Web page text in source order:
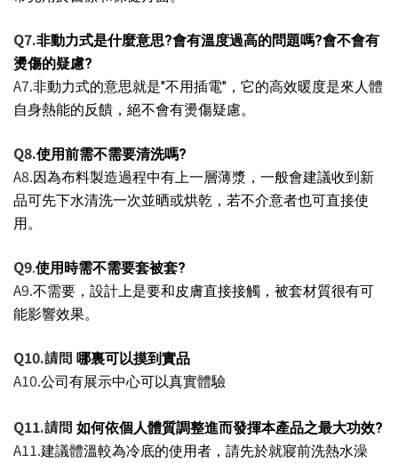
Q7.非動力式是什麼意思?會有溫度過高的問題嗎?會不會有
燙傷的疑慮?
A7.非動力式的意思就是"不用插電"，它的高效暖度是來人體
自身熱能的反饋，絕不會有燙傷疑慮。
Q8.使用前需不需要清洗嗎?
A8.因為布料製造過程中有上一層薄漿，一般會建議收到新
品可先下水清洗一次並晒或烘乾，若不介意者也可直接使
用。
Q9.使用時需不需要套被套?
A9.不需要，設計上是要和皮膚直接接觸，被套材質很有可
能影響效果。
Q10.請問 哪裏可以摸到實品
A10.公司有展示中心可以真實體驗
Q11.請問 如何依個人體質調整進而發揮本產品之最大功效?
A11.建議體溫較為冷底的使用者，請先於就寢前洗熱水澡